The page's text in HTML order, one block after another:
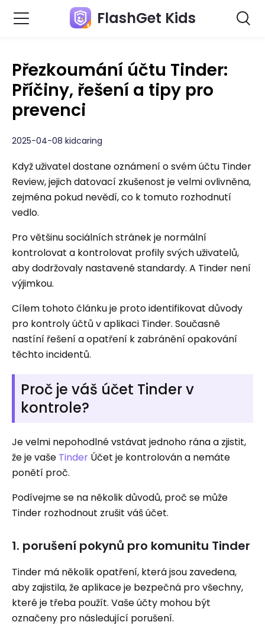
FlashGet Kids
Přezkoumání účtu Tinder:
Příčiny, řešení a tipy pro
prevenci
2025-04-08 kidcaring
Když uživatel dostane oznámení o svém účtu Tinder
Review, jejich datovací zkušenost je velmi ovlivněna,
zejména pokud nevědí, co k tomuto rozhodnutí
vedlo.
Pro většinu sociálních stránek je normální
kontrolovat a kontrolovat profily svých uživatelů,
aby dodržovaly nastavené standardy. A Tinder není
výjimkou.
Cílem tohoto článku je proto identifikovat důvody
pro kontroly účtů v aplikaci Tinder. Současně
nastíní řešení a opatření k zabránění opakování
těchto incidentů.
Proč je váš účet Tinder v
kontrole?
Je velmi nepohodlné vstávat jednoho rána a zjistit,
že je vaše Tinder Účet je kontrolován a nemáte
ponětí proč.
Podívejme se na několik důvodů, proč se může
Tinder rozhodnout zrušit váš účet.
1. porušení pokynů pro komunitu Tinder
Tinder má několik opatření, která jsou zavedena,
aby zajistila, že aplikace je bezpečná pro všechny,
které je třeba použít. Vaše účty mohou být
označeny pro následující porušení.